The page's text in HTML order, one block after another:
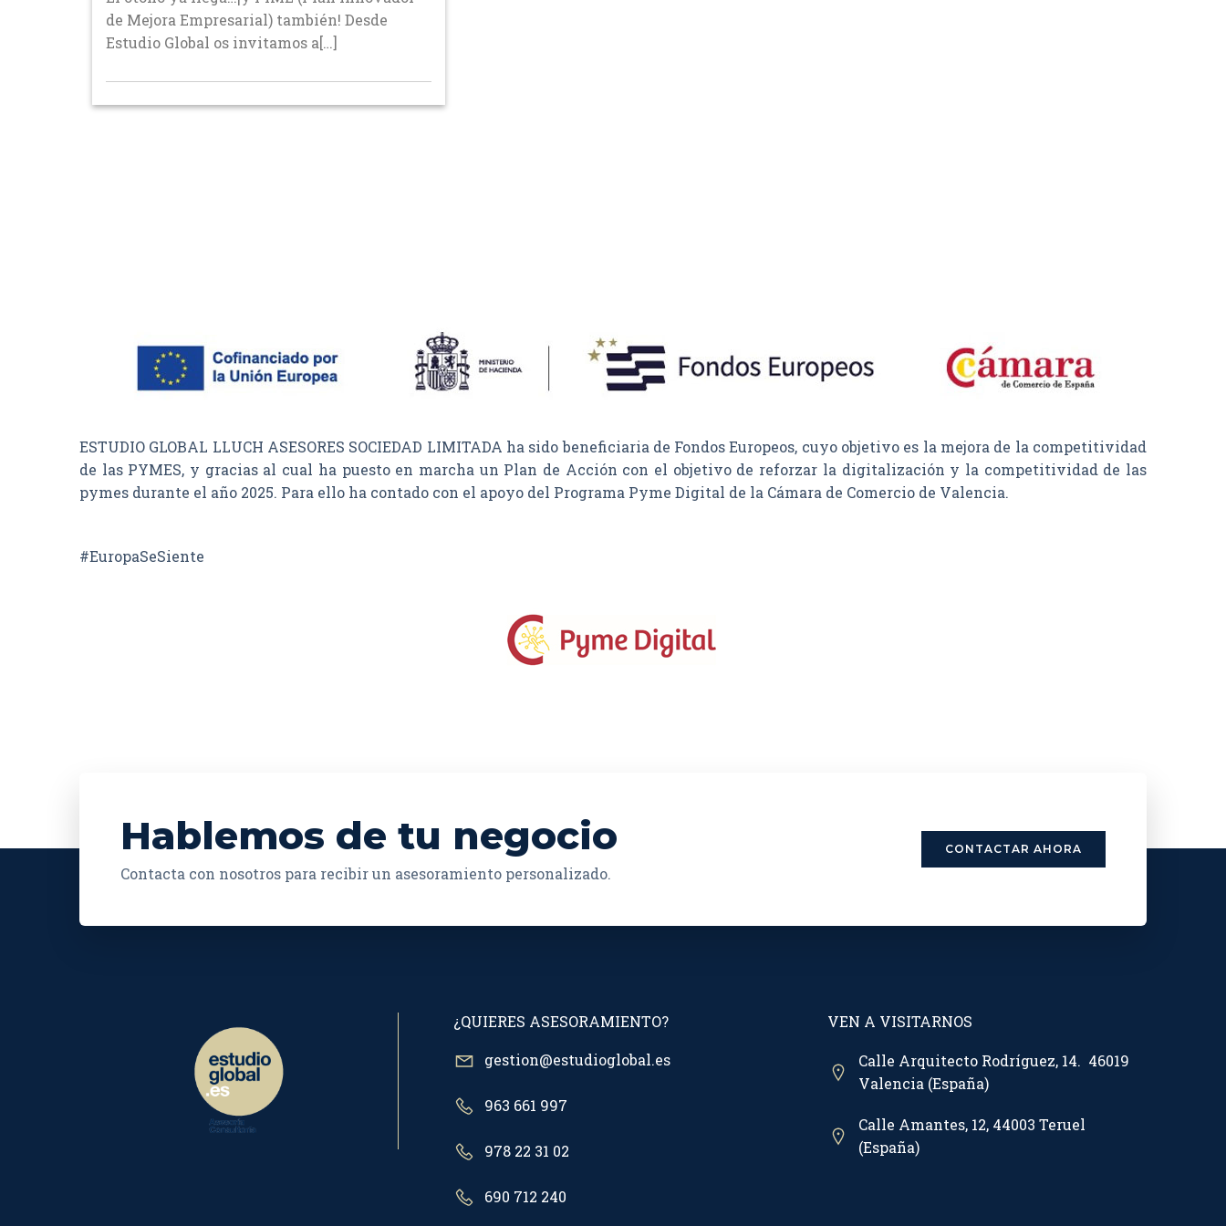
de Mejora Empresarial) también! Desde
Estudio Global os invitamos a[…]
ESTUDIO GLOBAL LLUCH ASESORES SOCIEDAD LIMITADA ha sido beneficiaria de Fondos Europeos, cuyo objetivo es la mejora de la competitividad
de las PYMES, y gracias al cual ha puesto en marcha un Plan de Acción con el objetivo de reforzar la digitalización y la competitividad de las
pymes durante el año 2025. Para ello ha contado con el apoyo del Programa Pyme Digital de la Cámara de Comercio de Valencia.
#EuropaSeSiente
Hablemos de tu negocio
Contacta con nosotros para recibir un asesoramiento personalizado.
CONTACTAR AHORA
¿QUIERES ASESORAMIENTO?
gestion@estudioglobal.es
963 661 997
978 22 31 02
690 712 240
VEN A VISITARNOS
Calle Arquitecto Rodríguez, 14. 46019
Valencia (España)
Calle Amantes, 12, 44003 Teruel
(España)